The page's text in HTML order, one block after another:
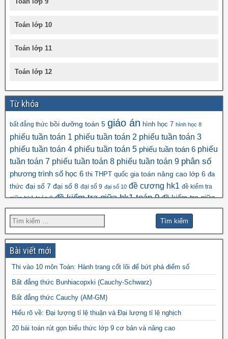
Toán lớp 10
Toán lớp 11
Toán lớp 12
Từ khóa
bất đẳng thức bồi dưỡng toán 5 giáo án hình học 7 hình học 8
phiếu tuần toán 1 phiếu tuần toán 2 phiếu tuần toán 3
phiếu tuần toán 4 phiếu tuần toán 5 phiếu tuần toán 6 phiếu
tuần toán 7 phiếu tuần toán 8 phiếu tuần toán 9 phân số
phương trình số học 6 thi THPT quốc gia toán nâng cao lớp 6 đa
thức đại số 7 đại số 8 đại số 9 đại số 10 đề cương hk1 đề kiểm tra
giữa hk1 toán 8 đề kiểm tra giữa hk1 toán 9 đề kiểm tra giữa
hk2 toán 9 đề kscl đề thi hk1 toán 6
đề thi hk1 toán 8 đề thi hk1 toán 9 đề thi hk2 toán
9 đề thi hsg toán 6
đề thi
hsg toán 8đề thi hsg toán 9 đề thi olympic
toán đề thi thử vào 10 đề thi toán chuyên
vào 10 môn toán năm 2022đề thi vào
10 môn toán năm 2023 đề thi vào 10 môn toán
năm 2024
Bài viết mới
Thi vào 10 môn Toán: Hành trang cốt lõi để bứt phá điểm số
Bất đẳng thức Bunhiacopxki (Cauchy-Schwarz)
Bất đẳng thức Cauchy (AM-GM)
Hiểu rõ về: Đại lượng tỉ lệ thuận và Đại lượng tỉ lệ nghịch
20 bài toán rút gọn biểu thức lớp 9 cơ bản và nâng cao